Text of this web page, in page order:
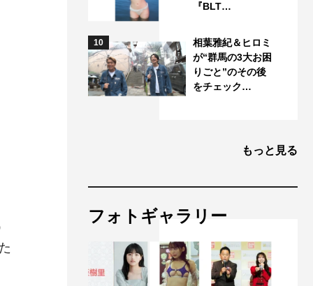
『BLT…
10
相葉雅紀＆ヒロミ
が“群馬の3大お困
りごと”のその後
をチェック…
もっと見る
フォトギャラリー